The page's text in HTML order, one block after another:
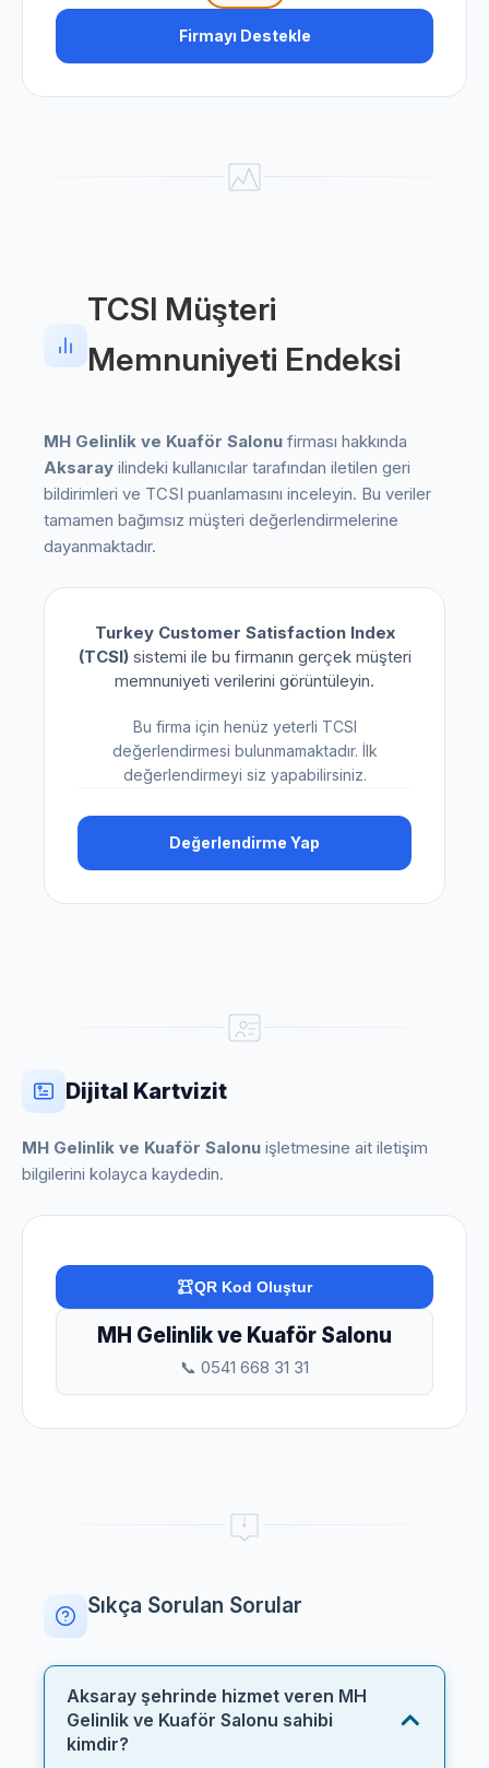
Firmayı Destekle
TCSI Müşteri
Memnuniyeti Endeksi
MH Gelinlik ve Kuaför Salonu firması hakkında
Aksaray ilindeki kullanıcılar tarafından iletilen geri
bildirimleri ve TCSI puanlamasını inceleyin. Bu veriler
tamamen bağımsız müşteri değerlendirmelerine
dayanmaktadır.
Turkey Customer Satisfaction Index
(TCSI)sistemi ile bu firmanın gerçek müşteri
memnuniyeti verilerini görüntüleyin.
Bu firma için henüz yeterli TCSI
değerlendirmesi bulunmamaktadır. İlk
değerlendirmeyi siz yapabilirsiniz.
Değerlendirme Yap
Dijital Kartvizit
MH Gelinlik ve Kuaför Salonu işletmesine ait iletişim
bilgilerini kolayca kaydedin.
QR Kod Oluştur
MH Gelinlik ve Kuaför Salonu
📞 0541 668 31 31
Sıkça Sorulan Sorular
Aksaray şehrinde hizmet veren MH
Gelinlik ve Kuaför Salonu sahibi
kimdir?